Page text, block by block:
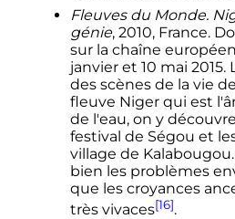
Fleuves du Monde.
génie, 2010, France.
sur la chaîne
janvieret 10 mai 2015.
des scènes de la vie
fleuve Niger qui est
de l'eau, on y
festival de Ségou et
village de
bien les problèmes
que les croyances
très vivaces[16].